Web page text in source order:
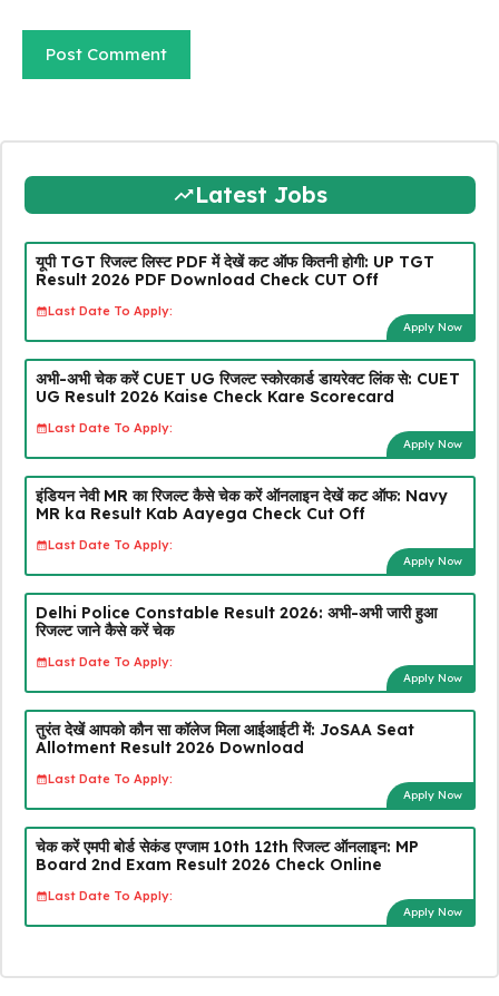
Latest Jobs
यूपी TGT रिजल्ट लिस्ट PDF में देखें कट ऑफ कितनी होगी: UP TGT
Result 2026 PDF Download Check CUT Off
Last Date To Apply:
Apply Now
अभी-अभी चेक करें CUET UG रिजल्ट स्कोरकार्ड डायरेक्ट लिंक से: CUET
UG Result 2026 Kaise Check Kare Scorecard
Last Date To Apply:
Apply Now
इंडियन नेवी MR का रिजल्ट कैसे चेक करें ऑनलाइन देखें कट ऑफ: Navy
MR ka Result Kab Aayega Check Cut Off
Last Date To Apply:
Apply Now
Delhi Police Constable Result 2026: अभी-अभी जारी हुआ
रिजल्ट जाने कैसे करें चेक
Last Date To Apply:
Apply Now
तुरंत देखें आपको कौन सा कॉलेज मिला आईआईटी में: JoSAA Seat
Allotment Result 2026 Download
Last Date To Apply:
Apply Now
चेक करें एमपी बोर्ड सेकंड एग्जाम 10th 12th रिजल्ट ऑनलाइन: MP
Board 2nd Exam Result 2026 Check Online
Last Date To Apply:
Apply Now